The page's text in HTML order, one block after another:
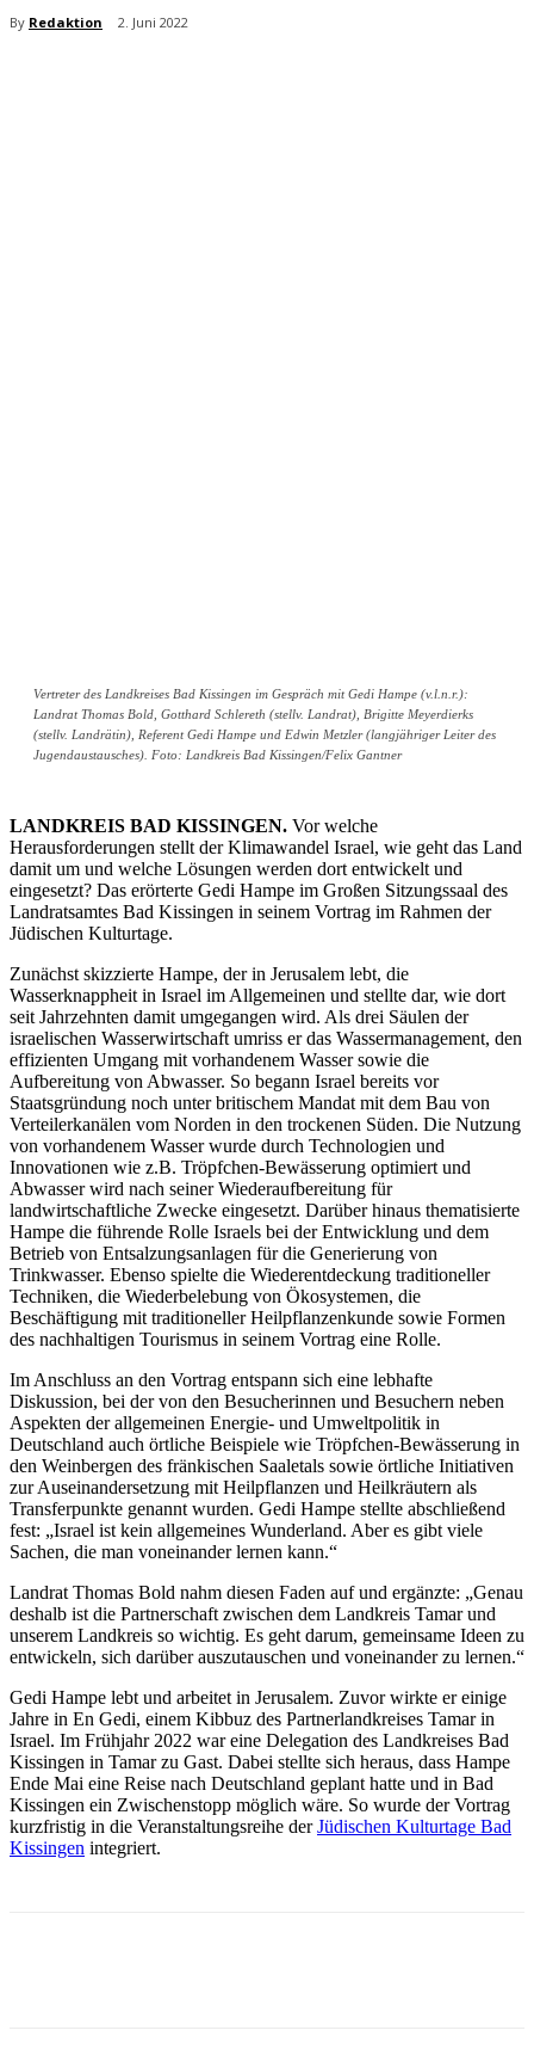
By Redaktion 2. Juni 2022
Vertreter des Landkreises Bad Kissingen im Gespräch mit Gedi Hampe (v.l.n.r.):
Landrat Thomas Bold, Gotthard Schlereth (stellv. Landrat), Brigitte Meyerdierks
(stellv. Landrätin), Referent Gedi Hampe und Edwin Metzler (langjähriger Leiter des
Jugendaustausches). Foto: Landkreis Bad Kissingen/Felix Gantner
LANDKREIS BAD KISSINGEN. Vor welche
Herausforderungen stellt der Klimawandel Israel, wie geht das Land
damit um und welche Lösungen werden dort entwickelt und
eingesetzt? Das erörterte Gedi Hampe im Großen Sitzungssaal des
Landratsamtes Bad Kissingen in seinem Vortrag im Rahmen der
Jüdischen Kulturtage.
Zunächst skizzierte Hampe, der in Jerusalem lebt, die
Wasserknappheit in Israel im Allgemeinen und stellte dar, wie dort
seit Jahrzehnten damit umgegangen wird. Als drei Säulen der
israelischen Wasserwirtschaft umriss er das Wassermanagement, den
effizienten Umgang mit vorhandenem Wasser sowie die
Aufbereitung von Abwasser. So begann Israel bereits vor
Staatsgründung noch unter britischem Mandat mit dem Bau von
Verteilerkanälen vom Norden in den trockenen Süden. Die Nutzung
von vorhandenem Wasser wurde durch Technologien und
Innovationen wie z.B. Tröpfchen-Bewässerung optimiert und
Abwasser wird nach seiner Wiederaufbereitung für
landwirtschaftliche Zwecke eingesetzt. Darüber hinaus thematisierte
Hampe die führende Rolle Israels bei der Entwicklung und dem
Betrieb von Entsalzungsanlagen für die Generierung von
Trinkwasser. Ebenso spielte die Wiederentdeckung traditioneller
Techniken, die Wiederbelebung von Ökosystemen, die
Beschäftigung mit traditioneller Heilpflanzenkunde sowie Formen
des nachhaltigen Tourismus in seinem Vortrag eine Rolle.
Im Anschluss an den Vortrag entspann sich eine lebhafte
Diskussion, bei der von den Besucherinnen und Besuchern neben
Aspekten der allgemeinen Energie- und Umweltpolitik in
Deutschland auch örtliche Beispiele wie Tröpfchen-Bewässerung in
den Weinbergen des fränkischen Saaletals sowie örtliche Initiativen
zur Auseinandersetzung mit Heilpflanzen und Heilkräutern als
Transferpunkte genannt wurden. Gedi Hampe stellte abschließend
fest: „Israel ist kein allgemeines Wunderland. Aber es gibt viele
Sachen, die man voneinander lernen kann.“
Landrat Thomas Bold nahm diesen Faden auf und ergänzte: „Genau
deshalb ist die Partnerschaft zwischen dem Landkreis Tamar und
unserem Landkreis so wichtig. Es geht darum, gemeinsame Ideen zu
entwickeln, sich darüber auszutauschen und voneinander zu lernen.“
Gedi Hampe lebt und arbeitet in Jerusalem. Zuvor wirkte er einige
Jahre in En Gedi, einem Kibbuz des Partnerlandkreises Tamar in
Israel. Im Frühjahr 2022 war eine Delegation des Landkreises Bad
Kissingen in Tamar zu Gast. Dabei stellte sich heraus, dass Hampe
Ende Mai eine Reise nach Deutschland geplant hatte und in Bad
Kissingen ein Zwischenstopp möglich wäre. So wurde der Vortrag
kurzfristig in die Veranstaltungsreihe derJüdischen Kulturtage Bad
Kissingen integriert.